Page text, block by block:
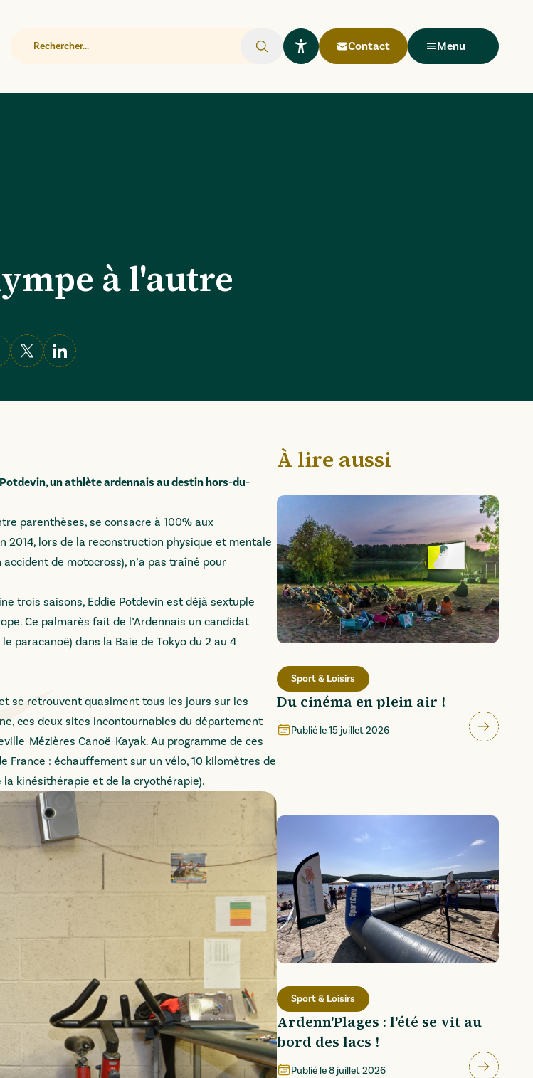
Rechercher
Ouvrir le widget Lisio
Contact Menu
à l'autre
un athlète ardennais au destin hors-du-
parenthèses, se consacre à 100% aux
2014, lors de la reconstruction physique et mentale
de motocross), n’a pas traîné pour
trois saisons, Eddie Potdevin est déjà sextuple
Ce palmarès fait de l’Ardennais un candidat
paracanoë) dans la Baie de Tokyo du 2 au 4
se retrouvent quasiment tous les jours sur les
ces deux sites incontournables du département
Mézières Canoë-Kayak. Au programme de ces
France : échauffement sur un vélo, 10 kilomètres de
kinésithérapie et de la cryothérapie).
À lire aussi
Sport & Loisirs
Du cinéma en plein air !
Publié le15 juillet 2026
Sport & Loisirs
Ardenn'Plages : l'été se vit au
bord des lacs !
Publié le8 juillet 2026